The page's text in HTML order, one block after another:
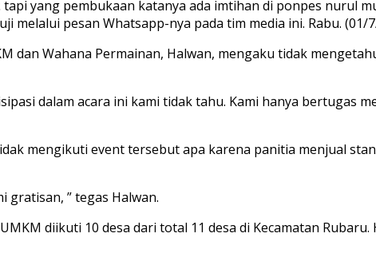
yang pembukaan katanya ada imtihan di ponpes nurul
melalui pesan Whatsapp-nya pada tim media ini. Rabu. (01/
dan Wahana Permainan, Halwan, mengaku tidak
dalam acara ini kami tidak tahu. Kami hanya bertugas
mengikuti event tersebut apa karena panitia menjual
gratisan, ” tegas Halwan.
diikuti 10 desa dari total 11 desa di Kecamatan